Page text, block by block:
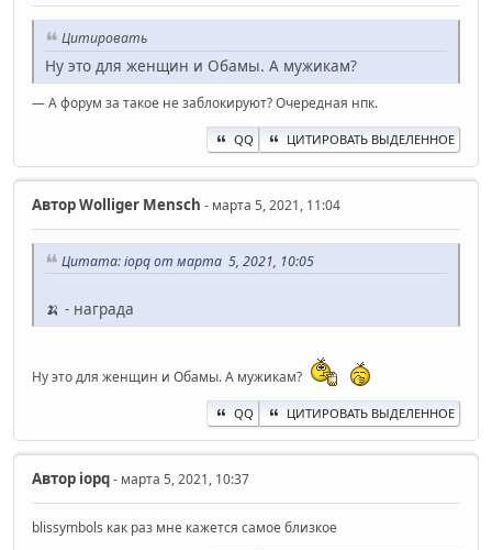
Цитировать
Ну это для женщин и Обамы. А мужикам?
— А форум за такое не заблокируют? Очередная нпк.
QQ ЦИТИРОВАТЬ ВЫДЕЛЕННОЕ
АвторWolliger Mensch - марта 5, 2021, 11:04
Цитата: iopq от марта 5, 2021, 10:05
🍌 - награда
Ну это для женщин и Обамы. А мужикам?
QQ ЦИТИРОВАТЬ ВЫДЕЛЕННОЕ
Автор iopq- марта 5, 2021, 10:37
blissymbols как раз мне кажется самое близкое